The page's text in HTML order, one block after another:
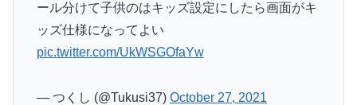
ール分けて子供のはキッズ設定にしたら画面がキ
ッズ仕様になってよい
pic.twitter.com/UkWSGOfaYw
— つくし (@Tukusi37) October 27, 2021